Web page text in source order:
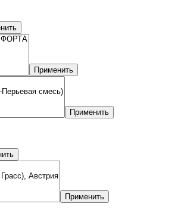
Применить
Применить
Применить